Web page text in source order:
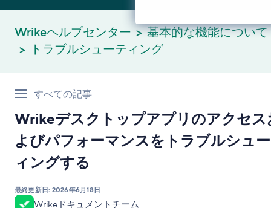
Wrikeヘルプセンター
基本的な機能について
トラブルシューティング
すべての記事
Wrikeデスクトップアプリのアクセス
よびパフォーマンスをトラブルシュ
ィングする
最終更新日: 2026年6月18日
Wrikeドキュメントチーム